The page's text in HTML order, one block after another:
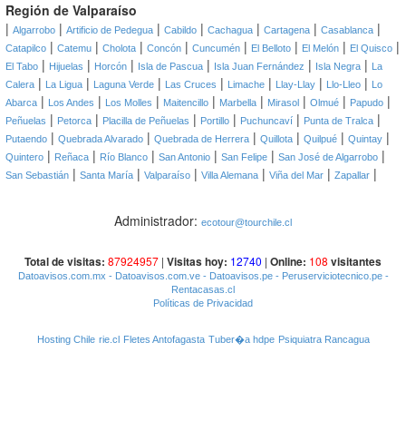
Región de Valparaíso
| Algarrobo | Artificio de Pedegua | Cabildo | Cachagua | Cartagena | Casablanca |
Catapilco | Catemu | Cholota | Concón | Cuncumén | El Belloto | El Melón | El Quisco |
El Tabo | Hijuelas | Horcón | Isla de Pascua | Isla Juan Fernández | Isla Negra |
La
Calera | La Ligua | Laguna Verde | Las Cruces | Limache | Llay-Llay | Llo-Lleo |
Lo
Abarca | Los Andes | Los Molles | Maitencillo | Marbella | Mirasol | Olmué | Papudo |
Peñuelas | Petorca | Placilla de Peñuelas | Portillo | Puchuncaví | Punta de Tralca |
Putaendo | Quebrada Alvarado | Quebrada de Herrera | Quillota | Quilpué | Quintay |
Quintero | Reñaca | Río Blanco | San Antonio | San Felipe | San José de Algarrobo |
San Sebastián | Santa María | Valparaíso | Villa Alemana | Viña del Mar | Zapallar |
Administrador: ecotour@tourchile.cl
Total de visitas: 87924957 | Visitas hoy: 12740 | Online: 108 visitantes
Datoavisos.com.mx - Datoavisos.com.ve- Datoavisos.pe- Peruserviciotecnico.pe-
Rentacasas.cl
Políticas de Privacidad
Hosting Chile rie.cl Fletes Antofagasta Tuber�a hdpe Psiquiatra Rancagua